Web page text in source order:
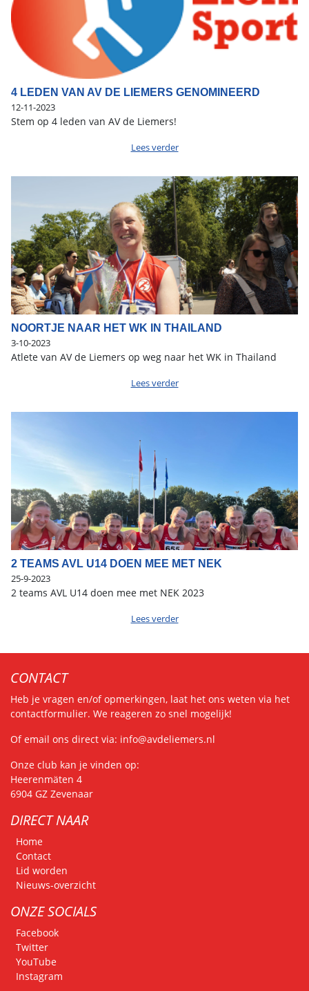
4 LEDEN VAN AV DE LIEMERS GENOMINEERD
12-11-2023
Stem op 4 leden van AV de Liemers!
Lees verder
NOORTJE NAAR HET WK IN THAILAND
3-10-2023
Atlete van AV de Liemers op weg naar het WK in Thailand
Lees verder
2 TEAMS AVL U14 DOEN MEE MET NEK
25-9-2023
2 teams AVL U14 doen mee met NEK 2023
Lees verder
CONTACT
Heb je vragen en/of opmerkingen, laat het ons weten via het
contactformulier. We reageren zo snel mogelijk!
Of email ons direct via: info@avdeliemers.nl
Onze club kan je vinden op:
Heerenmäten 4
6904 GZ Zevenaar
DIRECT NAAR
Home
Contact
Lid worden
Nieuws-overzicht
ONZE SOCIALS
Facebook
Twitter
YouTube
Instagram